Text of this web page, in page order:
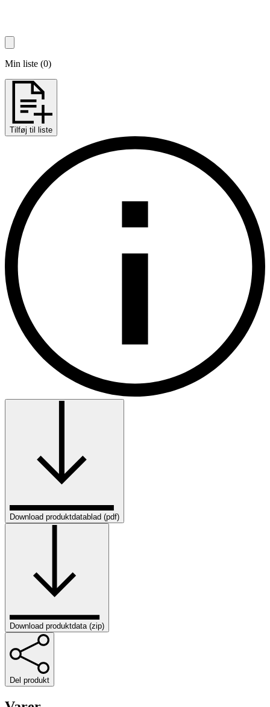
Min liste (0)
Tilføj til liste
Download produktdatablad (pdf)
Download produktdata (zip)
Del produkt